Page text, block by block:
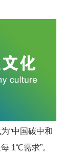
“中国碳中和
1℃需求”。